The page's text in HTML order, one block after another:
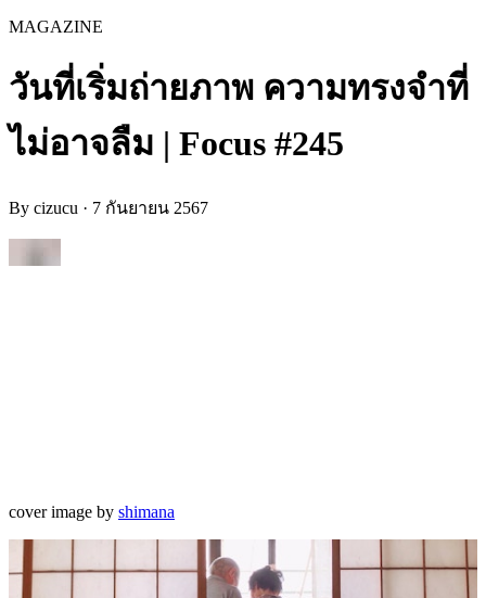
MAGAZINE
วันที่เริ่มถ่ายภาพ ความทรงจำที่
ไม่อาจลืม | Focus #245
By cizucu · 7 กันยายน 2567
cover image by shimana